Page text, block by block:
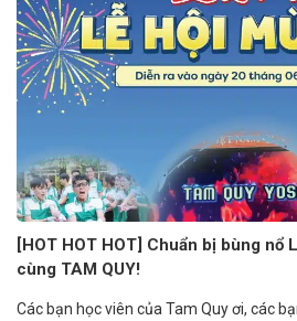
[HOT HOT HOT] Chuẩn bị bùng nổ
cùng TAM QUY!
Các bạn học viên của Tam Quy ơi, các